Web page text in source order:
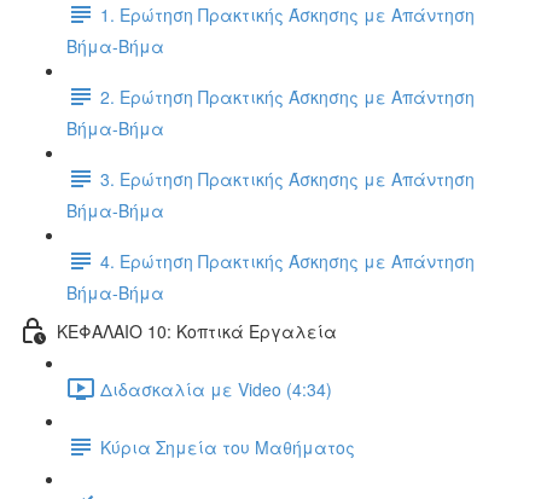
1. Ερώτηση Πρακτικής Άσκησης με Απάντηση
Βήμα-Βήμα
2. Ερώτηση Πρακτικής Άσκησης με Απάντηση
Βήμα-Βήμα
3. Ερώτηση Πρακτικής Άσκησης με Απάντηση
Βήμα-Βήμα
4. Ερώτηση Πρακτικής Άσκησης με Απάντηση
Βήμα-Βήμα
ΚΕΦΑΛΑΙΟ 10: Κοπτικά Εργαλεία
Διδασκαλία με Video (4:34)
Κύρια Σημεία του Μαθήματος